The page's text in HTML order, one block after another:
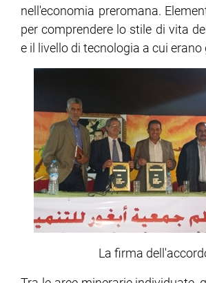
nell'economia preromana.
per comprendere lo stile di vita
e il livello di tecnologia a cui erano
La firma